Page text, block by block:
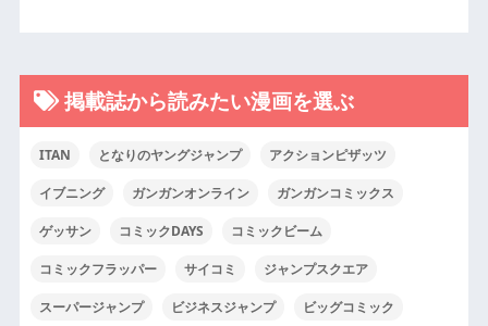
掲載誌から読みたい漫画を選ぶ
ITAN となりのヤングジャンプ アクションピザッツ
イブニング ガンガンオンライン ガンガンコミックス
ゲッサン コミックDAYS コミックビーム
コミックフラッパー サイコミ ジャンプスクエア
スーパージャンプ ビジネスジャンプ ビッグコミック